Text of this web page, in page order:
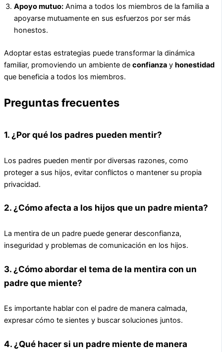
Apoyo mutuo: Anima a todos los miembros de la familia a
apoyarse mutuamente en sus esfuerzos por ser más
honestos.
Adoptar estas estrategias puede transformar la dinámica
familiar, promoviendo un ambiente de confianza y honestidad
que beneficia a todos los miembros.
Preguntas frecuentes
1. ¿Por qué los padres pueden mentir?
Los padres pueden mentir por diversas razones, como
proteger a sus hijos, evitar conflictos o mantener su propia
privacidad.
2. ¿Cómo afecta a los hijos que un padre mienta?
La mentira de un padre puede generar desconfianza,
inseguridad y problemas de comunicación en los hijos.
3. ¿Cómo abordar el tema de la mentira con un
padre que miente?
Es importante hablar con el padre de manera calmada,
expresar cómo te sientes y buscar soluciones juntos.
4. ¿Qué hacer si un padre miente de manera